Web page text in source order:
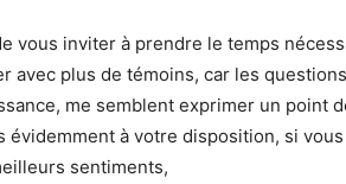
vous inviter à prendre le temps
avec plus de témoins, car les
me semblent exprimer un point
évidemment à votre disposition, si
sentiments,